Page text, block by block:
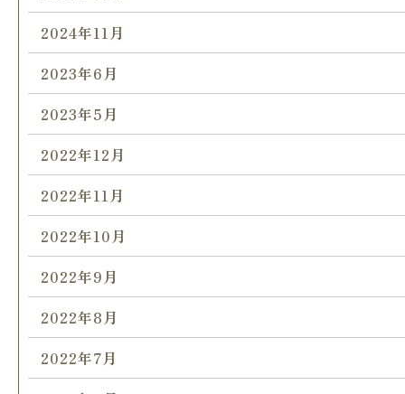
2024年11月
2023年6月
2023年5月
2022年12月
2022年11月
2022年10月
2022年9月
2022年8月
2022年7月